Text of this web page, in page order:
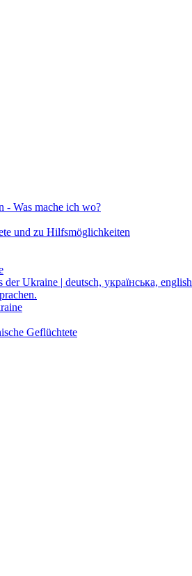
- Was mache ich wo?
und zu Hilfsmöglichkeiten
Ukraine | deutsch, українська, english
Geflüchtete